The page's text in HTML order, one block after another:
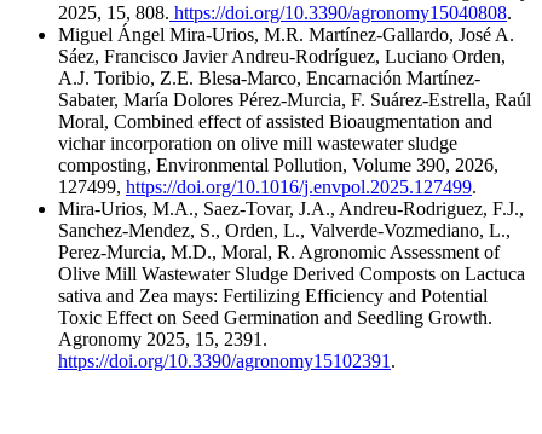
2025, 15, 808. https://doi.org/10.3390/agronomy15040808.
Miguel Ángel Mira-Urios, M.R. Martínez-Gallardo, José A.
Sáez, Francisco Javier Andreu-Rodríguez, Luciano Orden,
A.J. Toribio, Z.E. Blesa-Marco, Encarnación Martínez-
Sabater, María Dolores Pérez-Murcia, F. Suárez-Estrella, Raúl
Moral, Combined effect of assisted Bioaugmentation and
vichar incorporation on olive mill wastewater sludge
composting, Environmental Pollution, Volume 390, 2026,
127499, https://doi.org/10.1016/j.envpol.2025.127499.
Mira-Urios, M.A., Saez-Tovar, J.A., Andreu-Rodriguez, F.J.,
Sanchez-Mendez, S., Orden, L., Valverde-Vozmediano, L.,
Perez-Murcia, M.D., Moral, R. Agronomic Assessment of
Olive Mill Wastewater Sludge Derived Composts on Lactuca
sativa and Zea mays: Fertilizing Efficiency and Potential
Toxic Effect on Seed Germination and Seedling Growth.
Agronomy 2025, 15, 2391.
https://doi.org/10.3390/agronomy15102391 .